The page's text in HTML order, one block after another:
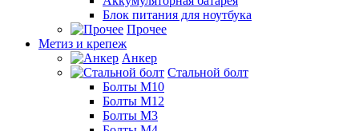
Блок питания для ноутбука
Прочее
Метиз и крепеж
Анкер
Стальной болт
Болты М10
Болты М12
Болты М3